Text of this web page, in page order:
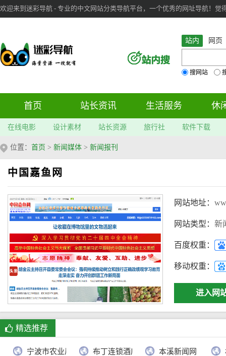
欢迎来到迷彩导航 - 专业的中文网站分类导航平台，一个优秀的网址导航！觉
站内 网页
搜网站
首页 站长资讯 生活服务 休
在线电影 设计素材 站长资源 旅行社 软件下载
位置： 首页 > 新闻媒体 > 新闻报刊
中国嘉鱼网
网站地址：
网站类型： 新
百度权重：
移动权重：
进入网
精选推荐
宁波市农业局 布丁连锁酒店官网 本溪新闻网